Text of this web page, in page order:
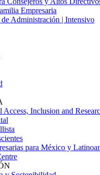
Empresaria
Administración | Intensivo
Inclusion and
para México y